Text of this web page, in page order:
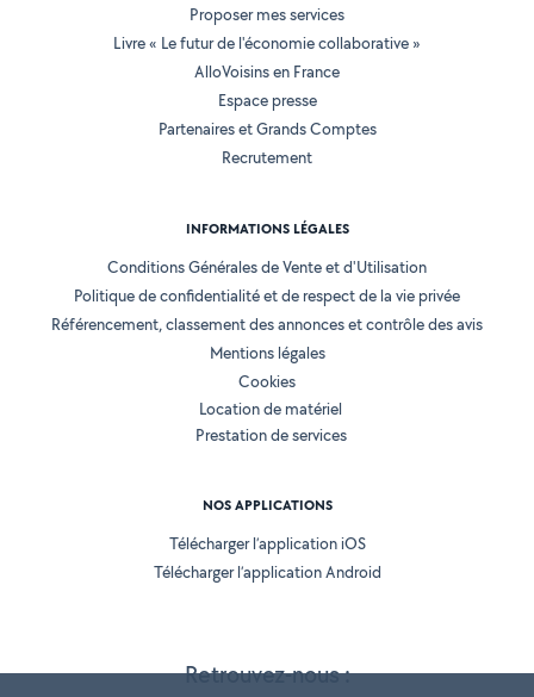
Retrouvez-nous :
Proposer mes services
Livre « Le futur de l'économie collaborative »
AlloVoisins en France
Espace presse
Partenaires et Grands Comptes
Recrutement
INFORMATIONS LÉGALES
Conditions Générales de Vente et d'Utilisation
Politique de confidentialité et de respect de la vie privée
Référencement, classement des annonces et contrôle des avis
Mentions légales
Cookies
Location de matériel
Prestation de services
NOS APPLICATIONS
Télécharger l’application iOS
Télécharger l’application Android